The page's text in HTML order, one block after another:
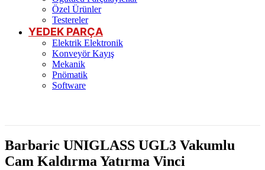
Özel Ürünler
Testereler
YEDEK PARÇA
Elektrik Elektronik
Konveyör Kayış
Mekanik
Pnömatik
Software
Barbaric UNIGLASS UGL3 Vakumlu
Cam Kaldırma Yatırma Vinci